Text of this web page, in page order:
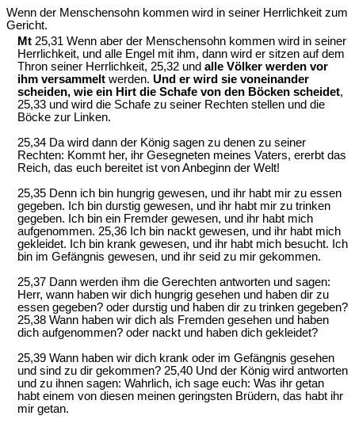
Wenn der Menschensohn kommen wird in seiner Herrlichkeit zum
Gericht.
Mt 25,31 Wenn aber der Menschensohn kommen wird in seiner
Herrlichkeit, und alle Engel mit ihm, dann wird er sitzen auf dem
Thron seiner Herrlichkeit, 25,32 und alle Völker werden vor
ihm versammelt werden. Und er wird sie voneinander
scheiden, wie ein Hirt die Schafe von den Böcken scheidet,
25,33 und wird die Schafe zu seiner Rechten stellen und die
Böcke zur Linken.
25,34 Da wird dann der König sagen zu denen zu seiner
Rechten: Kommt her, ihr Gesegneten meines Vaters, ererbt das
Reich, das euch bereitet ist von Anbeginn der Welt!
25,35 Denn ich bin hungrig gewesen, und ihr habt mir zu essen
gegeben. Ich bin durstig gewesen, und ihr habt mir zu trinken
gegeben. Ich bin ein Fremder gewesen, und ihr habt mich
aufgenommen. 25,36 Ich bin nackt gewesen, und ihr habt mich
gekleidet. Ich bin krank gewesen, und ihr habt mich besucht. Ich
bin im Gefängnis gewesen, und ihr seid zu mir gekommen.
25,37 Dann werden ihm die Gerechten antworten und sagen:
Herr, wann haben wir dich hungrig gesehen und haben dir zu
essen gegeben? oder durstig und haben dir zu trinken gegeben?
25,38 Wann haben wir dich als Fremden gesehen und haben
dich aufgenommen? oder nackt und haben dich gekleidet?
25,39 Wann haben wir dich krank oder im Gefängnis gesehen
und sind zu dir gekommen? 25,40 Und der König wird antworten
und zu ihnen sagen: Wahrlich, ich sage euch: Was ihr getan
habt einem von diesen meinen geringsten Brüdern, das habt ihr
mir getan.